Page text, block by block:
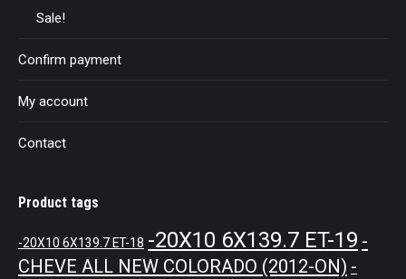
Sale!
Confirm payment
My account
Contact
Product tags
-20X10 6X139.7 ET-18 -20X10 6X139.7 ET-19 -
CHEVE ALL NEW COLORADO (2012-ON) -